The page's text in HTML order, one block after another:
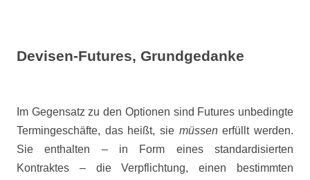
Devisen-Futures, Grundgedanke
Im Gegensatz zu den Optionen sind Futures unbedingte
Termingeschäfte, das heißt, sie müssenerfüllt werden.
Sie enthalten – in Form eines standardisierten
Kontraktes – die Verpflichtung, einen bestimmten